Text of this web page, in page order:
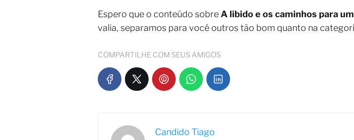
Espero que o conteúdo sobreA libido e os caminhos para
valia, separamos para você outros tão bom quanto na
COMPARTILHE COM SEUS AMIGOS
Candido Tiago